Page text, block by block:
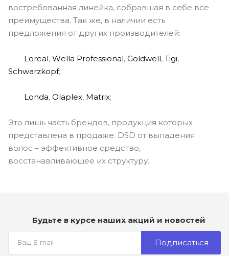
востребованная линейка, собравшая в себе все
преимущества. Так же, в наличии есть
предложения от других производителей:
· Lоreal, Wеlla Prоfessional, Gоldwell, Тigi,
Sсhwаrzkopf;
· Lоnda, Olаplex, Mаtrix;
Это лишь часть брендов, продукция которых
представлена в продаже. DSD от выпадения
волос – эффективное средство,
восстанавливающее их структуру.
Будьте в курсе наших акций и новостей
Подписаться